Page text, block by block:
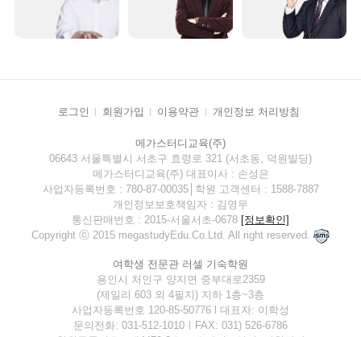
로그인 회원가입 이용약관 개인정보 처리방침
메가스터디교육(주)
06643 서울특별시 서초구 효령로 321 (서초동, 덕원빌딩)
메가스터디교육(주) 대표이사 : 손성은
사업자등록번호 : 780-87-00035│학원 고객센터 : 1588-7887
개인정보보호책임자 : 김영무
통신판매번호 : 2015-서울서초-0678 [정보확인]
Copyright ⓒ 2015 megastudyEdu.Co.Ltd. All right reserved.
여학생 전문관 러셀 기숙학원
용인시 처인구 양지면 중부대로2359
(제일리 603 외 4필지) 지하 1층~3층
사업자등록번호 120-85-50776 l 대표자: 이학성
문의전화: 031-512-1010ㅣFAX: 031) 526-6786